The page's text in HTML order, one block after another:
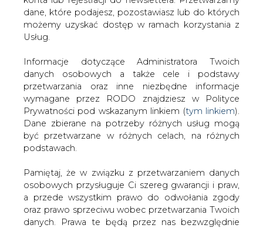
dane, które podajesz, pozostawiasz lub do których
możemy uzyskać dostęp w ramach korzystania z
Usług.
Informacje dotyczące Administratora Twoich
danych osobowych a także cele i podstawy
przetwarzania oraz inne niezbędne informacje
wymagane przez RODO znajdziesz w Polityce
Prywatności pod wskazanym linkiem (tym linkiem).
Dane zbierane na potrzeby różnych usług mogą
być przetwarzane w różnych celach, na różnych
podstawach.
Pamiętaj, że w związku z przetwarzaniem danych
osobowych przysługuje Ci szereg gwarancji i praw,
a przede wszystkim prawo do odwołania zgody
oraz prawo sprzeciwu wobec przetwarzania Twoich
danych. Prawa te będą przez nas bezwzględnie
Strona główna RYNEK GAZU /
PKN Orlen może
przenieść kilka procent tegorocznych inwestycji na
2021 rok
drukuj
skomentuj
udostępnij